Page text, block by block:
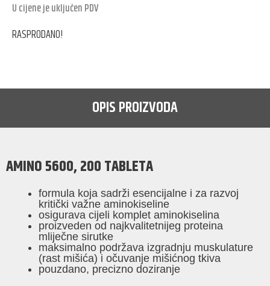
U cijene je uključen PDV
RASPRODANO!
OPIS PROIZVODA
AMINO 5600, 200 TABLETA
formula koja sadrži esencijalne i za razvoj
kritički važne aminokiseline
osigurava cijeli komplet aminokiselina
proizveden od najkvalitetnijeg proteina
mliječne sirutke
maksimalno podržava izgradnju muskulature
(rast mišića) i očuvanje mišićnog tkiva
pouzdano, precizno doziranje